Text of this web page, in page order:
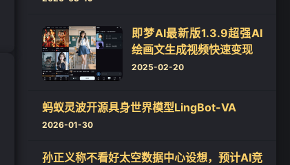
即梦AI最新版1.3.9超强AI
绘画文生成视频快速变现
2025-02-20
蚂蚁灵波开源具身世界模型LingBot-VA
2026-01-30
孙正义称不看好太空数据中心设想，预计AI竞